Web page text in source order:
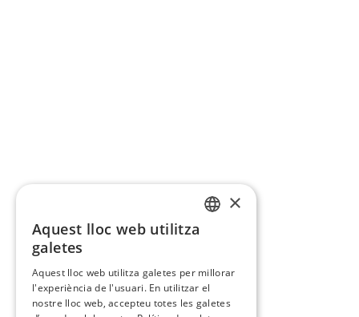
×
Aquest lloc web utilitza
galetes
Aquest lloc web utilitza galetes per millorar
l'experiència de l'usuari. En utilitzar el
nostre lloc web, accepteu totes les galetes